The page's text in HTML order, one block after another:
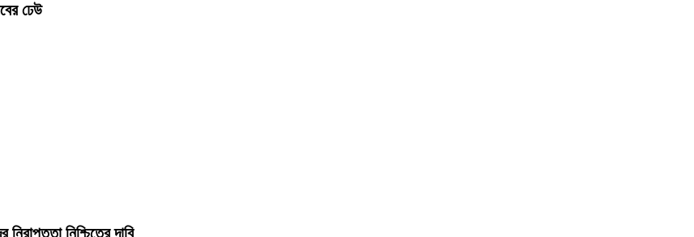
ঢেউ
নিশ্চিতের দাবি